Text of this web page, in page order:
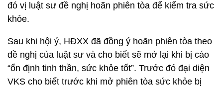
đó vị luật sư đề nghị hoãn phiên tòa để kiểm tra sức
khỏe.
Sau khi hội ý, HĐXX đã đồng ý hoãn phiên tòa theo
đề nghị của luật sư và cho biết sẽ mở lại khi bị cáo
“ổn định tinh thần, sức khỏe tốt”. Trước đó đại diện
VKS cho biết trước khi mở phiên tòa sức khỏe bị